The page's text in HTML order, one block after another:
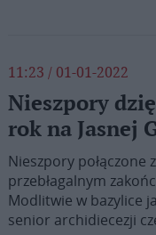
11:23 / 01-01-2022
Nieszpory
rok na Jasnej
Nieszpory połączone
przebłagalnym
Modlitwie w bazylice
senior archidiecezji